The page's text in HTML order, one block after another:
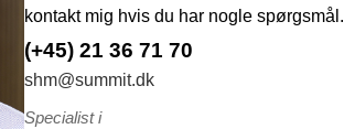
kontakt mig hvis du har nogle spørgsmål.
(+45) 21 36 71 70
shm@summit.dk
Specialist i